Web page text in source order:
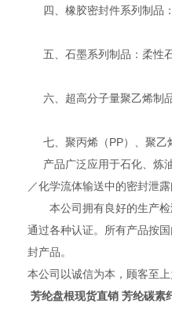
四、橡胶密封件系列制品
五、石墨系列制品：柔性石
六、超高分子量聚乙烯制
七、聚丙烯（PP）、聚乙
产品广泛应用于石化、炼
／化学流体输送中的密封泄
本公司拥有良好的生产检
通过各种认证。所有产品按
封产品。
本公司以诚信为本，顾客至
芳纶盘根现货直销 芳纶碳素